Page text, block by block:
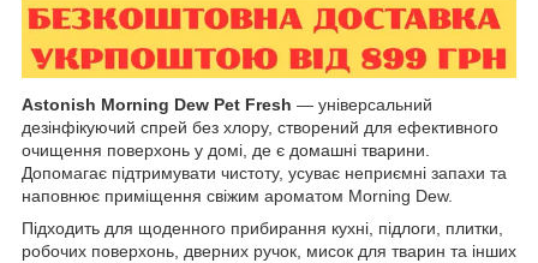
Astonish Morning Dew Pet Fresh — універсальний
дезінфікуючий спрей без хлору, створений для ефективного
очищення поверхонь у домі, де є домашні тварини.
Допомагає підтримувати чистоту, усуває неприємні запахи та
наповнює приміщення свіжим ароматом Morning Dew.
Підходить для щоденного прибирання кухні, підлоги, плитки,
робочих поверхонь, дверних ручок, мисок для тварин та інших